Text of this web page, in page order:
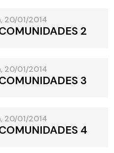
20/01/2014
2
20/01/2014
3
20/01/2014
4